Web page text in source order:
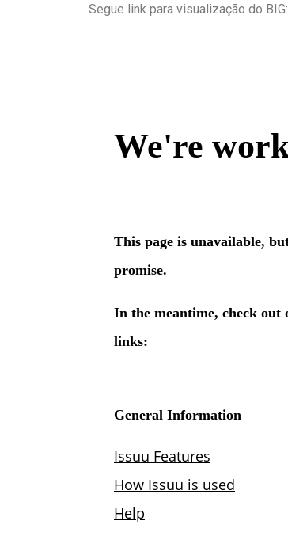
Segue link para visualização do BIG: